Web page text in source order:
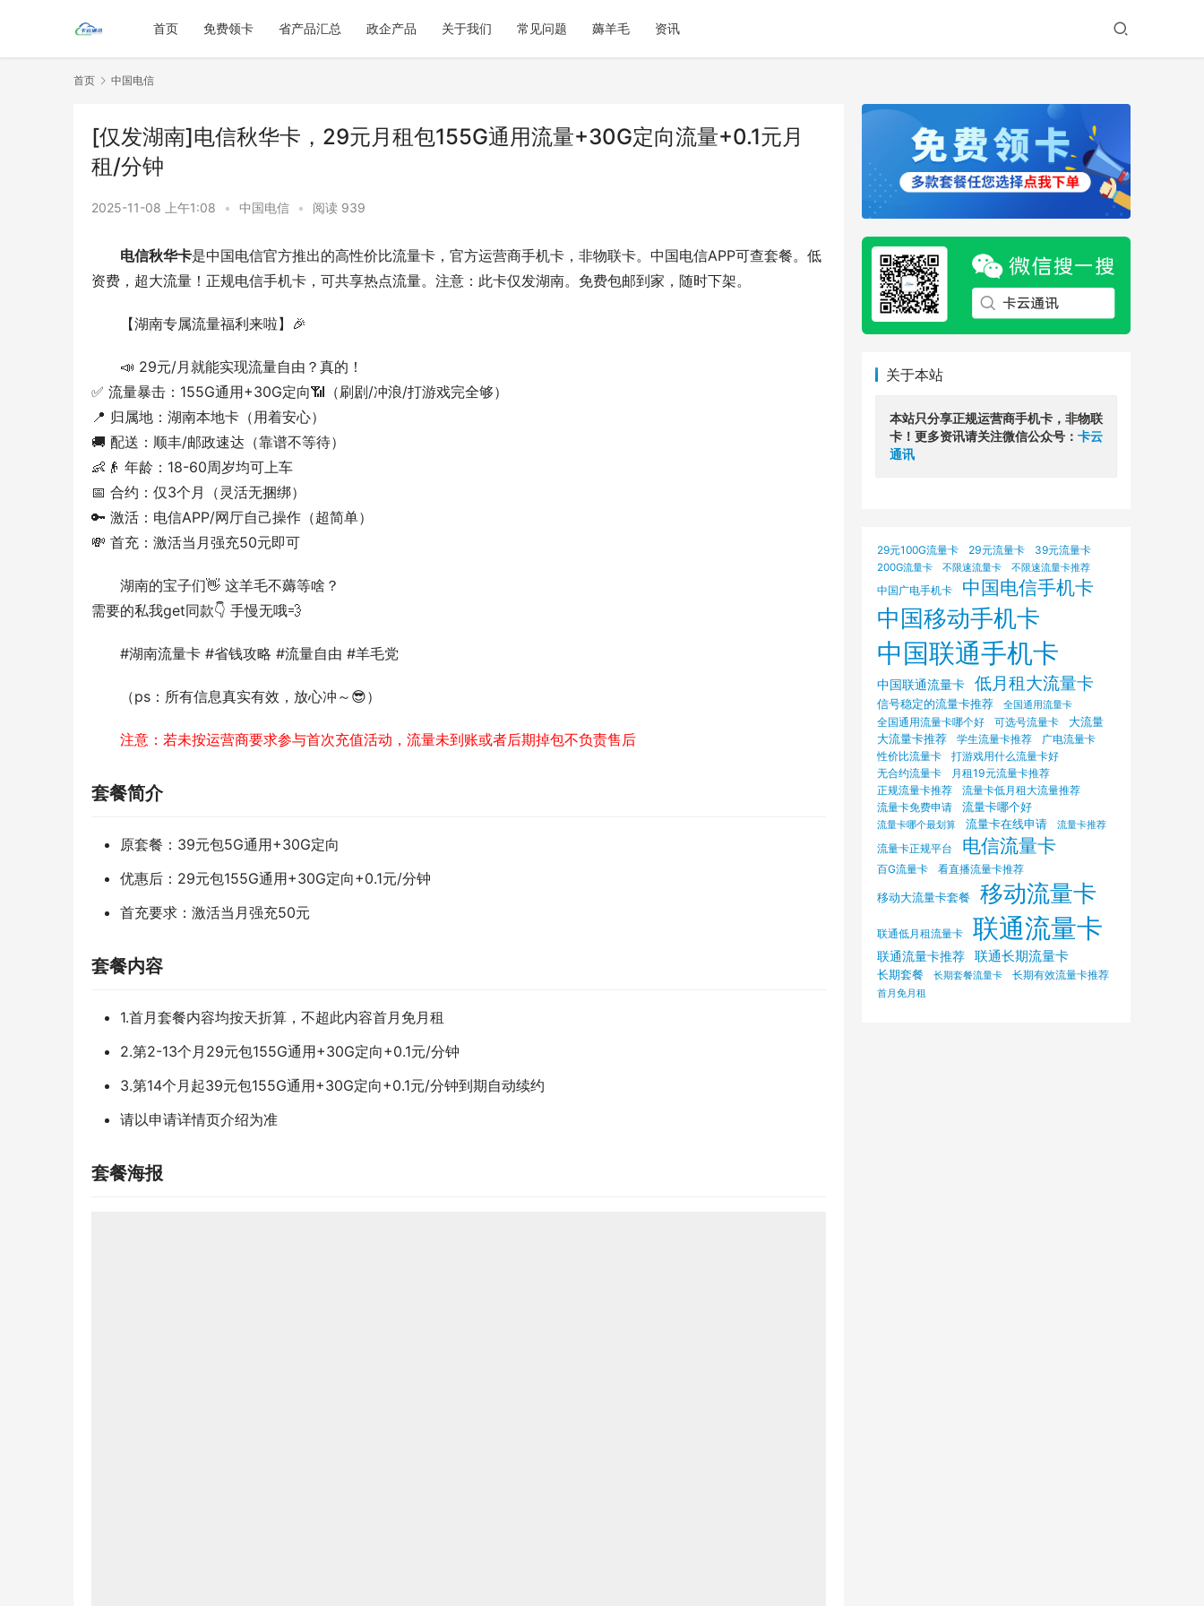
首页 免费领卡 省产品汇总 政企产品 关于我们 常见问题 薅羊毛 资讯
首页 中国电信
[仅发湖南]电信秋华卡，29元月租包155G通用流量+30G定向流量+0.1元月
租/分钟
2025-11-08 上午1:08 • 中国电信 • 阅读 939
电信秋华卡是中国电信官方推出的高性价比流量卡，官方运营商手机卡，非物联卡。中国电信APP可查套餐。低
资费，超大流量！正规电信手机卡，可共享热点流量。注意：此卡仅发湖南。免费包邮到家，随时下架。
【湖南专属流量福利来啦】🎉
📣 29元/月就能实现流量自由？真的！
✅ 流量暴击：155G通用+30G定向📶（刷剧/冲浪/打游戏完全够）
📍 归属地：湖南本地卡（用着安心）
🚚 配送：顺丰/邮政速达（靠谱不等待）
👶👴 年龄：18-60周岁均可上车
📅 合约：仅3个月（灵活无捆绑）
🔑 激活：电信APP/网厅自己操作（超简单）
💸 首充：激活当月强充50元即可
湖南的宝子们👋 这羊毛不薅等啥？
需要的私我get同款👇 手慢无哦💨
#湖南流量卡 #省钱攻略 #流量自由 #羊毛党
（ps：所有信息真实有效，放心冲～😎）
注意：若未按运营商要求参与首次充值活动，流量未到账或者后期掉包不负责售后
套餐简介
原套餐：39元包5G通用+30G定向
优惠后：29元包155G通用+30G定向+0.1元/分钟
首充要求：激活当月强充50元
套餐内容
1.首月套餐内容均按天折算，不超此内容首月免月租
2.第2-13个月29元包155G通用+30G定向+0.1元/分钟
3.第14个月起39元包155G通用+30G定向+0.1元/分钟到期自动续约
请以申请详情页介绍为准
套餐海报
关于本站
本站只分享正规运营商手机卡，非物联
卡！更多资讯请关注微信公众号： 卡云
通讯
29元100G流量卡 29元流量卡 39元流量卡
200G流量卡 不限速流量卡 不限速流量卡推荐
中国广电手机卡 中国电信手机卡
中国移动手机卡
中国联通手机卡
中国联通流量卡 低月租大流量卡
信号稳定的流量卡推荐 全国通用流量卡
全国通用流量卡哪个好 可选号流量卡
大流量
大流量卡推荐
学生流量卡推荐 广电流量卡
性价比流量卡
打游戏用什么流量卡好
无合约流量卡
月租19元流量卡推荐
正规流量卡推荐
流量卡低月租大流量推荐
流量卡免费申请 流量卡哪个好
流量卡哪个最划算 流量卡在线申请 流量卡推荐
流量卡正规平台 电信流量卡
百G流量卡 看直播流量卡推荐
移动大流量卡套餐 移动流量卡
联通低月租流量卡 联通流量卡
联通流量卡推荐 联通长期流量卡
长期套餐 长期套餐流量卡 长期有效流量卡推荐
首月免月租